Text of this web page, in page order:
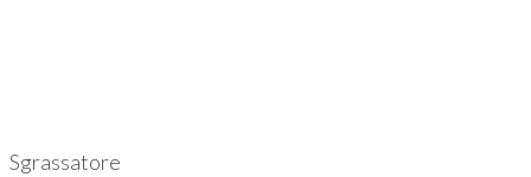
Sgrassatore